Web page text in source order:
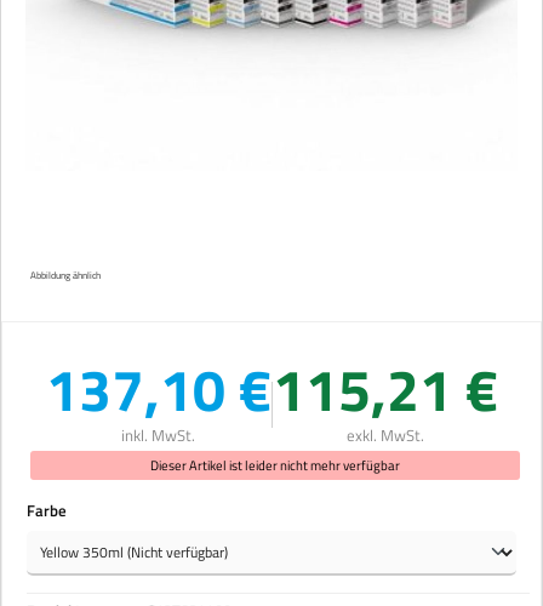
Abbildung ähnlich
137,10 €
inkl. MwSt.
115,21 €
exkl. MwSt.
Dieser Artikel ist leider nicht mehr verfügbar
Farbe